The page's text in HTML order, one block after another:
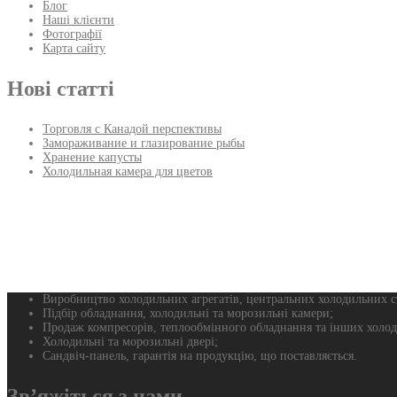
Блог
Наші клієнти
Фотографії
Карта сайту
Нові статті
Торговля с Канадой перспективы
Замораживание и глазирование рыбы
Хранение капусты
Холодильная камера для цветов
Виробництво холодильних агрегатів, центральних холодильних
Підбір обладнання, холодильні та морозильні камери;
Продаж компресорів, теплообмінного обладнання та інших
Холодильні та морозильні двері;
Сандвіч-панель, гарантія на продукцію, що поставляється.